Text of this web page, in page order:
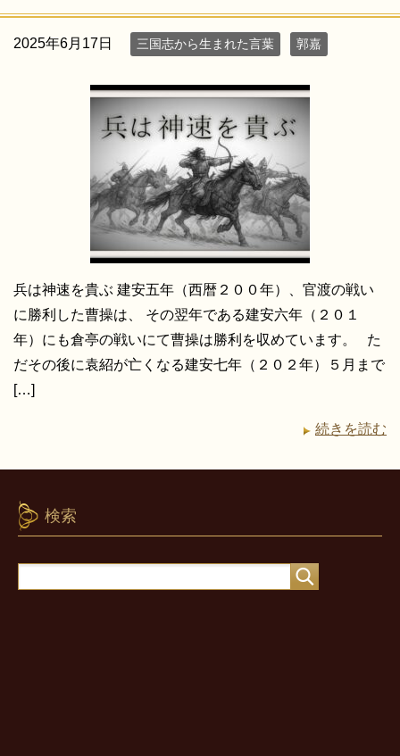
2025年6月17日 三国志から生まれた言葉 郭嘉
兵は神速を貴ぶ 建安五年（西暦２００年）、官渡の戦い
に勝利した曹操は、 その翌年である建安六年（２０１
年）にも倉亭の戦いにて曹操は勝利を収めています。 た
だその後に袁紹が亡くなる建安七年（２０２年）５月まで
[…]
続きを読む
検索